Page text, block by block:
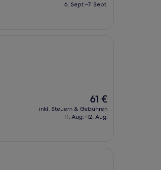
beträgt
6. Sept.–7. Sept.
Der
Preis
beträgt
61 €
inkl. Steuern & Gebühren
11. Aug.–12. Aug.